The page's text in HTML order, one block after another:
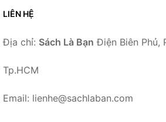
LIÊN HỆ
Địa chỉ: Sách Là Bạn Điện Biên Phủ,
Tp.HCM
Email: lienhe@sachlaban.com